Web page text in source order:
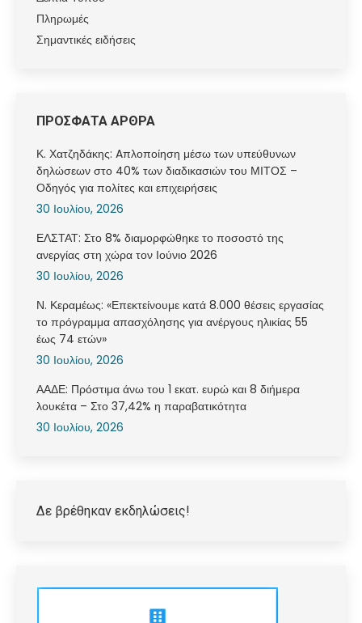
Πληρωμές
Σημαντικές ειδήσεις
ΠΡΟΣΦΑΤΑ ΑΡΘΡΑ
Κ. Χατζηδάκης: Aπλοποίηση μέσω των υπεύθυνων
δηλώσεων στο 40% των διαδικασιών του ΜΙΤΟΣ –
Οδηγός για πολίτες και επιχειρήσεις
30 Ιουλίου, 2026
ΕΛΣΤΑΤ: Στο 8% διαμορφώθηκε το ποσοστό της
ανεργίας στη χώρα τον Ιούνιο 2026
30 Ιουλίου, 2026
Ν. Κεραμέως: «Επεκτείνουμε κατά 8.000 θέσεις εργασίας
το πρόγραμμα απασχόλησης για ανέργους ηλικίας 55
έως 74 ετών»
30 Ιουλίου, 2026
ΑΑΔΕ: Πρόστιμα άνω του 1 εκατ. ευρώ και 8 διήμερα
λουκέτα – Στο 37,42% η παραβατικότητα
30 Ιουλίου, 2026
Δε βρέθηκαν εκδηλώσεις!